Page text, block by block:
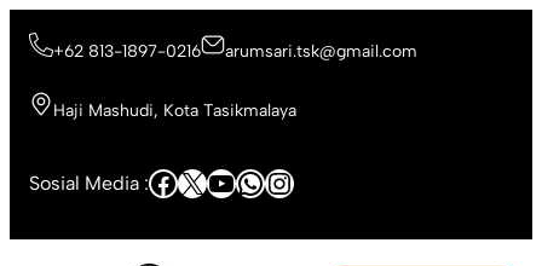
+62 813-1897-0216 arumsari.tsk@gmail.com
Haji Mashudi, Kota Tasikmalaya
Sosial Media :Facebook
X YouTube
WhatsApp
Instagram